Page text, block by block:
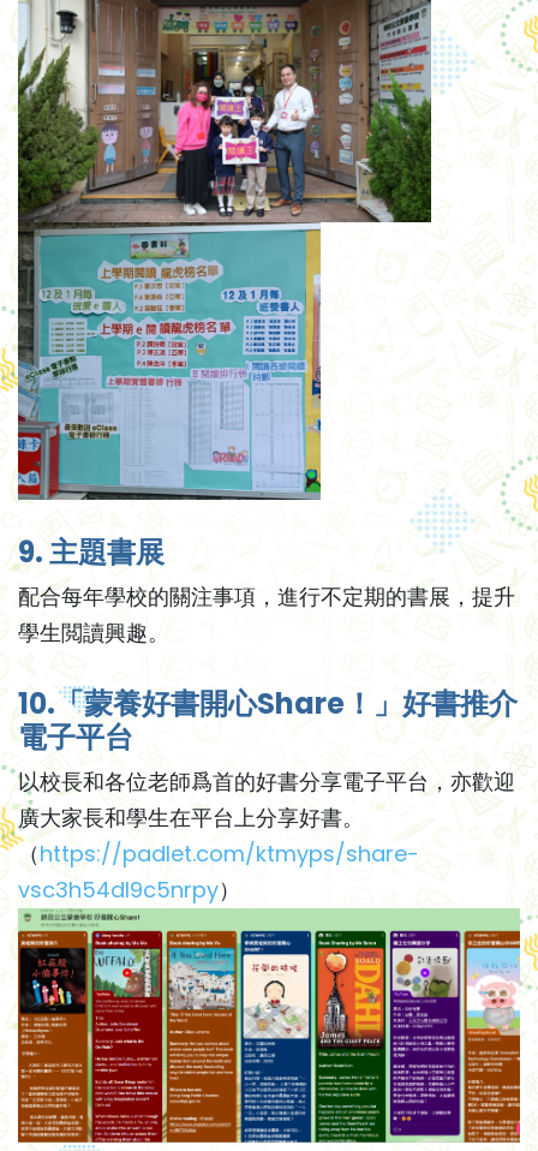
9. 主題書展
配合每年學校的關注事項，進行不定期的書展，提升
學生閲讀興趣。
10.「蒙養好書開心Share！」好書推介
電子平台
以校長和各位老師爲首的好書分享電子平台，亦歡迎
廣大家長和學生在平台上分享好書。
（https://padlet.com/ktmyps/share-
vsc3h54dl9c5nrpy）